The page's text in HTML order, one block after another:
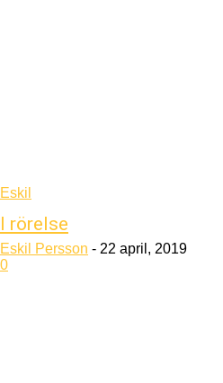
Eskil
I rörelse
Eskil Persson - 22 april, 2019
0